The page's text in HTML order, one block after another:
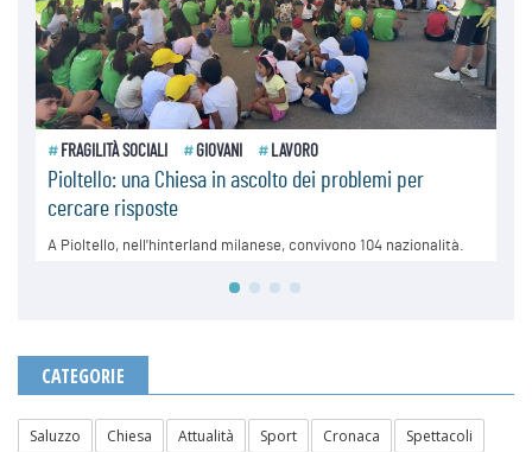
CATEGORIE
Saluzzo Chiesa Attualità Sport Cronaca
Spettacoli